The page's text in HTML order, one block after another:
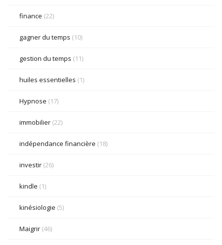
finance (22)
gagner du temps (10)
gestion du temps (11)
huiles essentielles (1)
Hypnose (17)
immobilier (22)
indépendance financière (18)
investir (26)
kindle (1)
kinésiologie (5)
Maigrir (46)